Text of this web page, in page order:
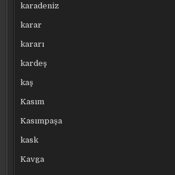
karadeniz
karar
kararı
kardeş
kaş
Kasım
Kasımpaşa
kask
Kavga